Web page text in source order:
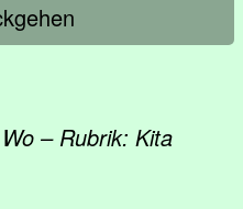
– Rubrik: Kita